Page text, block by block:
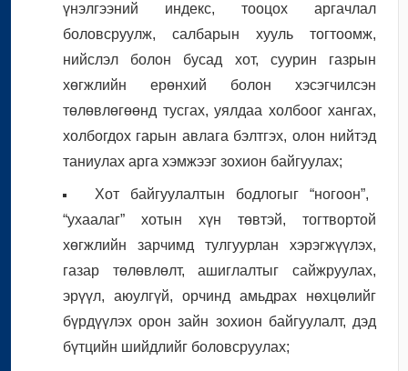
үнэлгээний индекс, тооцох аргачлал
боловсруулж, салбарын хууль тогтоомж,
нийслэл болон бусад хот, суурин газрын
хөгжлийн ерөнхий болон хэсэгчилсэн
төлөвлөгөөнд тусгах, уялдаа холбоог хангах,
холбогдох гарын авлага бэлтгэх, олон нийтэд
таниулах арга хэмжээг зохион байгуулах;
Хот байгуулалтын бодлогыг “ногоон”,
“ухаалаг” хотын хүн төвтэй, тогтвортой
хөгжлийн зарчимд тулгуурлан хэрэгжүүлэх,
газар төлөвлөлт, ашиглалтыг сайжруулах,
эрүүл, аюулгүй, орчинд амьдрах нөхцөлийг
бүрдүүлэх орон зайн зохион байгуулалт, дэд
бүтцийн шийдлийг боловсруулах;